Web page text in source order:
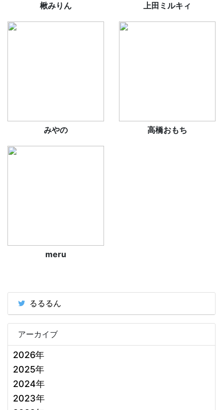
楸みりん 上田ミルキィ
みやの 高橋おもち
meru
るるるん
アーカイブ
2026年
2025年
2024年
2023年